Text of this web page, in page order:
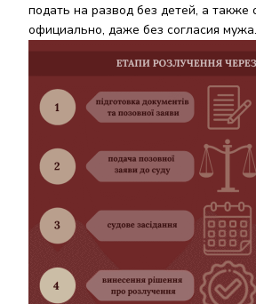
подать на развод без детей, а также
официально, даже без согласия мужа.